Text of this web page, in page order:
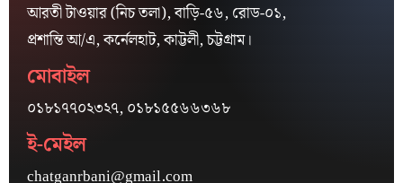
আরতী টাওয়ার (নিচ তলা), বাড়ি-৫৬, রোড-০১,
প্রশান্তি আ/এ, কর্নেলহাট, কাট্টলী, চট্টগ্রাম।
মোবাইল
০১৮১৭৭০২৩২৭, ০১৮১৫৫৬৬৩৬৮
ই-মেইল
chatganrbani@gmail.com